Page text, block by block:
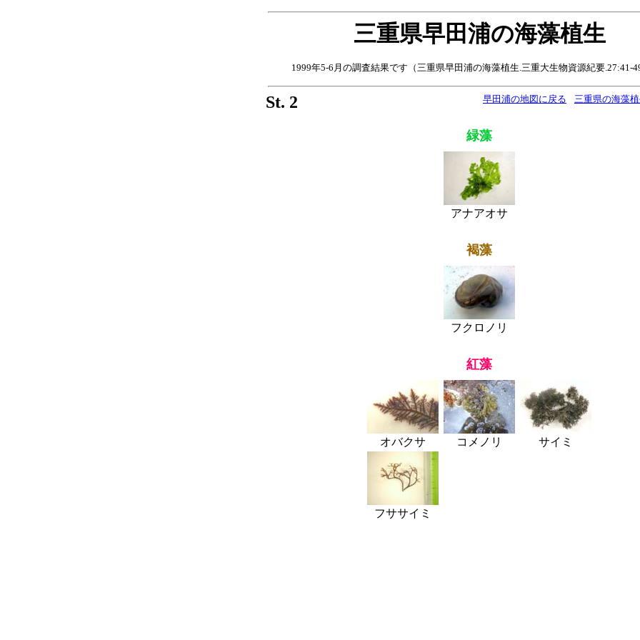
三重県早田浦の海藻植生
1999年5-6月の調査結果です（三重県早田浦の海藻植生.三重大生物資源紀要.27:41-
St. 2 早田浦の地図に戻る 三重県の海藻
緑藻
アナアオサ
褐藻
フクロノリ
紅藻
オバクサ コメノリ サイミ
フササイミ